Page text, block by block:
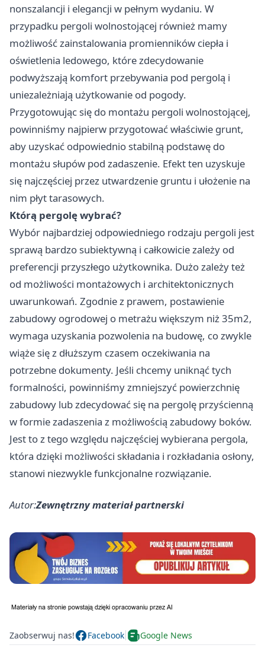
nonszalancji i elegancji w pełnym wydaniu. W
przypadku pergoli wolnostojącej również mamy
możliwość zainstalowania promienników ciepła i
oświetlenia ledowego, które zdecydowanie
podwyższają komfort przebywania pod pergolą i
uniezależniają użytkowanie od pogody.
Przygotowując się do montażu pergoli wolnostojącej,
powinniśmy najpierw przygotować właściwie grunt,
aby uzyskać odpowiednio stabilną podstawę do
montażu słupów pod zadaszenie. Efekt ten uzyskuje
się najczęściej przez utwardzenie gruntu i ułożenie na
nim płyt tarasowych.
Którą pergolę wybrać?
Wybór najbardziej odpowiedniego rodzaju pergoli jest
sprawą bardzo subiektywną i całkowicie zależy od
preferencji przyszłego użytkownika. Dużo zależy też
od możliwości montażowych i architektonicznych
uwarunkowań. Zgodnie z prawem, postawienie
zabudowy ogrodowej o metrażu większym niż 35m2,
wymaga uzyskania pozwolenia na budowę, co zwykle
wiąże się z dłuższym czasem oczekiwania na
potrzebne dokumenty. Jeśli chcemy uniknąć tych
formalności, powinniśmy zmniejszyć powierzchnię
zabudowy lub zdecydować się na pergolę przyścienną
w formie zadaszenia z możliwością zabudowy boków.
Jest to z tego względu najczęściej wybierana pergola,
która dzięki możliwości składania i rozkładania osłony,
stanowi niezwykle funkcjonalne rozwiązanie.
Autor:Zewnętrzny materiał partnerski
Zaobserwuj nas! Facebook Google News